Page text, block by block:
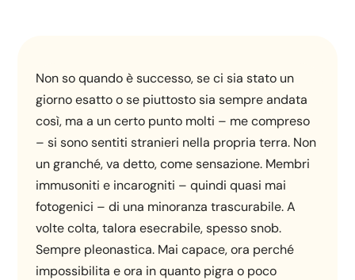
Non so quando è successo, se ci sia stato un
giorno esatto o se piuttosto sia sempre andata
così, ma a un certo punto molti – me compreso
– si sono sentiti stranieri nella propria terra. Non
un granché, va detto, come sensazione. Membri
immusoniti e incarogniti – quindi quasi mai
fotogenici – di una minoranza trascurabile. A
volte colta, talora esecrabile, spesso snob.
Sempre pleonastica. Mai capace, ora perché
impossibilita e ora in quanto pigra o poco